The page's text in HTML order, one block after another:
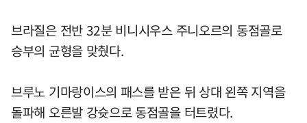
브라질은 전반 32분 비니시우스 주니오르의 동점골로
승부의 균형을 맞췄다.
브루노 기마랑이스의 패스를 받은 뒤 상대 왼쪽 지역을
돌파해 오른발 강슛으로 동점골을 터트렸다.